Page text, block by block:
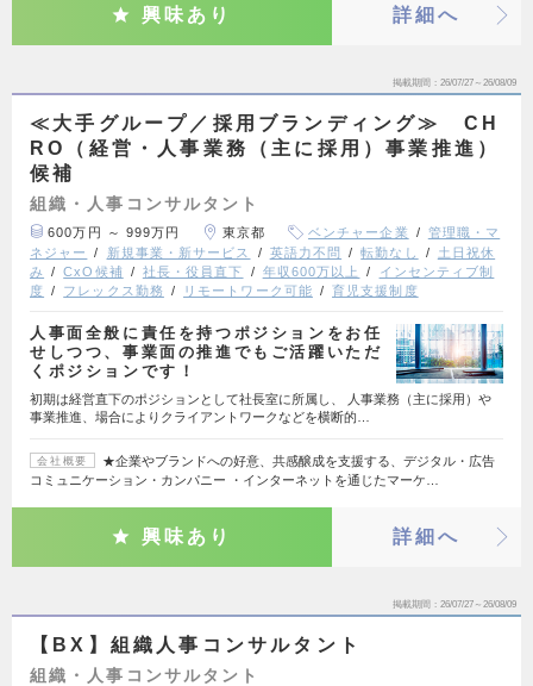
興味あり 詳細へ
掲載期間 26/07/27～26/08/09
≪大手グループ／採用ブランディング≫ CH
RO（経営・人事業務（主に採用）事業推進）
候補
組織・人事コンサルタント
600万円 ～ 999万円 東京都 ベンチャー企業
管理職・マ
ネジャー
新規事業・新サービス 英語力不問 転勤なし
土日祝休
み
CxO候補 社長・役員直下 年収600万以上
インセンティブ制
度
フレックス勤務 リモートワーク可能 育児支援制度
人事面全般に責任を持つポジションをお任
せしつつ、事業面の推進でもご活躍いただ
くポジションです！
初期は経営直下のポジションとして社長室に所属し、 人事業務（主に採用）や
事業推進、場合によりクライアントワークなどを横断的…
会社概要
★企業やブランドへの好意、共感醸成を支援する、デジタル・広告
コミュニケーション・カンパニー ・インターネットを通じたマーケ…
興味あり 詳細へ
掲載期間 26/07/27～26/08/09
【BX】組織人事コンサルタント
組織・人事コンサルタント